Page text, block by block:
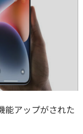
能アップがされた